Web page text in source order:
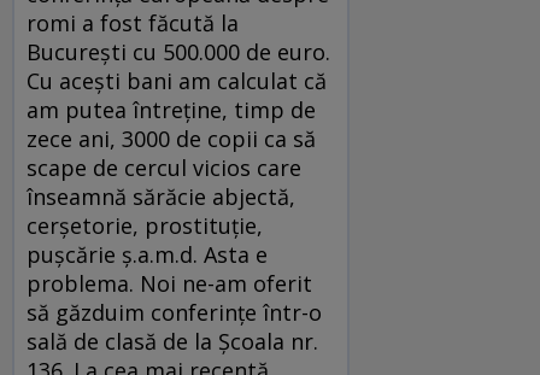
romi a fost făcută la
Bucureşti cu 500.000 de euro.
Cu aceşti bani am calculat că
am putea întreţine, timp de
zece ani, 3000 de copii ca să
scape de cercul vicios care
înseamnă sărăcie abjectă,
cerşetorie, prostituţie,
puşcărie ş.a.m.d. Asta e
problema. Noi ne-am oferit
să găzduim conferinţe într-o
sală de clasă de la Şcoala nr.